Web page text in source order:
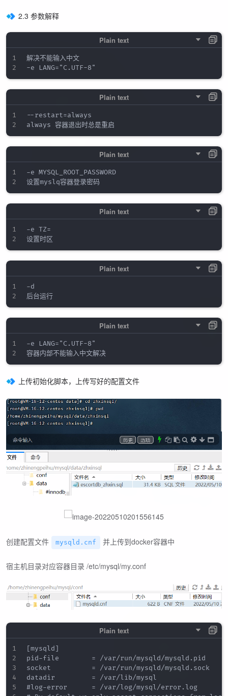
2.3 参数解释
解决不能输入中文
--restart=always
-e MYSQL_ROOT_PASSWORD
-e TZ=
-d
-e LANG="C.UTF-8"
上传初始化脚本，上传写好的配置文件
创建配置文件 mysqld.cnf 并上传到docker容器中
宿主机目录对应容器目录 /etc/mysql/my.conf
[mysqld]
pid-file        = /var/run/mysqld/mysqld.pid
socket          = /var/run/mysqld/mysqld.sock
datadir         = /var/lib/mysql
#log-error      = /var/log/mysql/error.log